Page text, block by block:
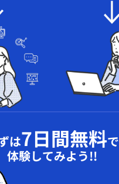
は7日間無料で
体験してみよう!!